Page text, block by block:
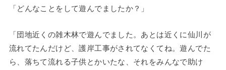
「どんなことをして遊んでましたか？」
「団地近くの雑木林で遊んでました。あとは近くに仙川が
流れてたんだけど、護岸工事がされてなくてね。遊んでた
ら、落ちて流れる子供とかいたな、それをみんなで助け